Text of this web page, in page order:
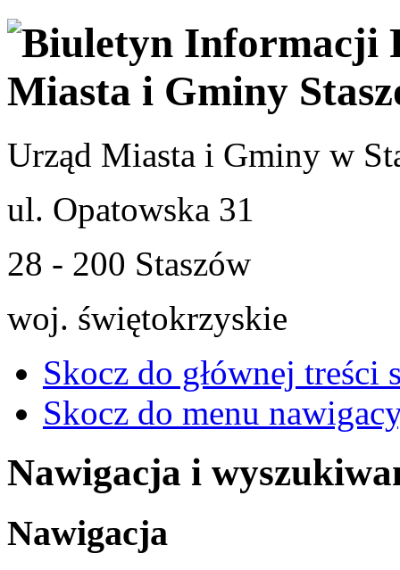
Urząd Miasta i Gminy w
ul. Opatowska 31
28 - 200 Staszów
woj. świętokrzyskie
Skocz do głównej treści
Skocz do menu
Nawigacja i
Nawigacja